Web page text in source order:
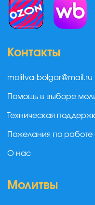
Контакты
molitva-bolgar@mail.ru
Помощь в выборе
Техническая
Пожелания по работе
О нас
Молитвы